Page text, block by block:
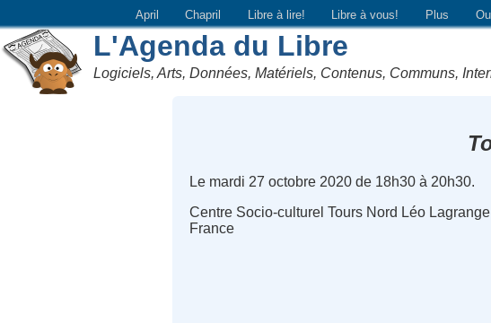
April Chapril Libre à lire! Libre à vous! Plus
L'Agenda du Libre
Logiciels, Arts, Données, Matériels, Contenus, Communs,
Le mardi 27 octobre 2020 de 18h30 à 20h30.
Centre Socio-culturel Tours Nord Léo
France